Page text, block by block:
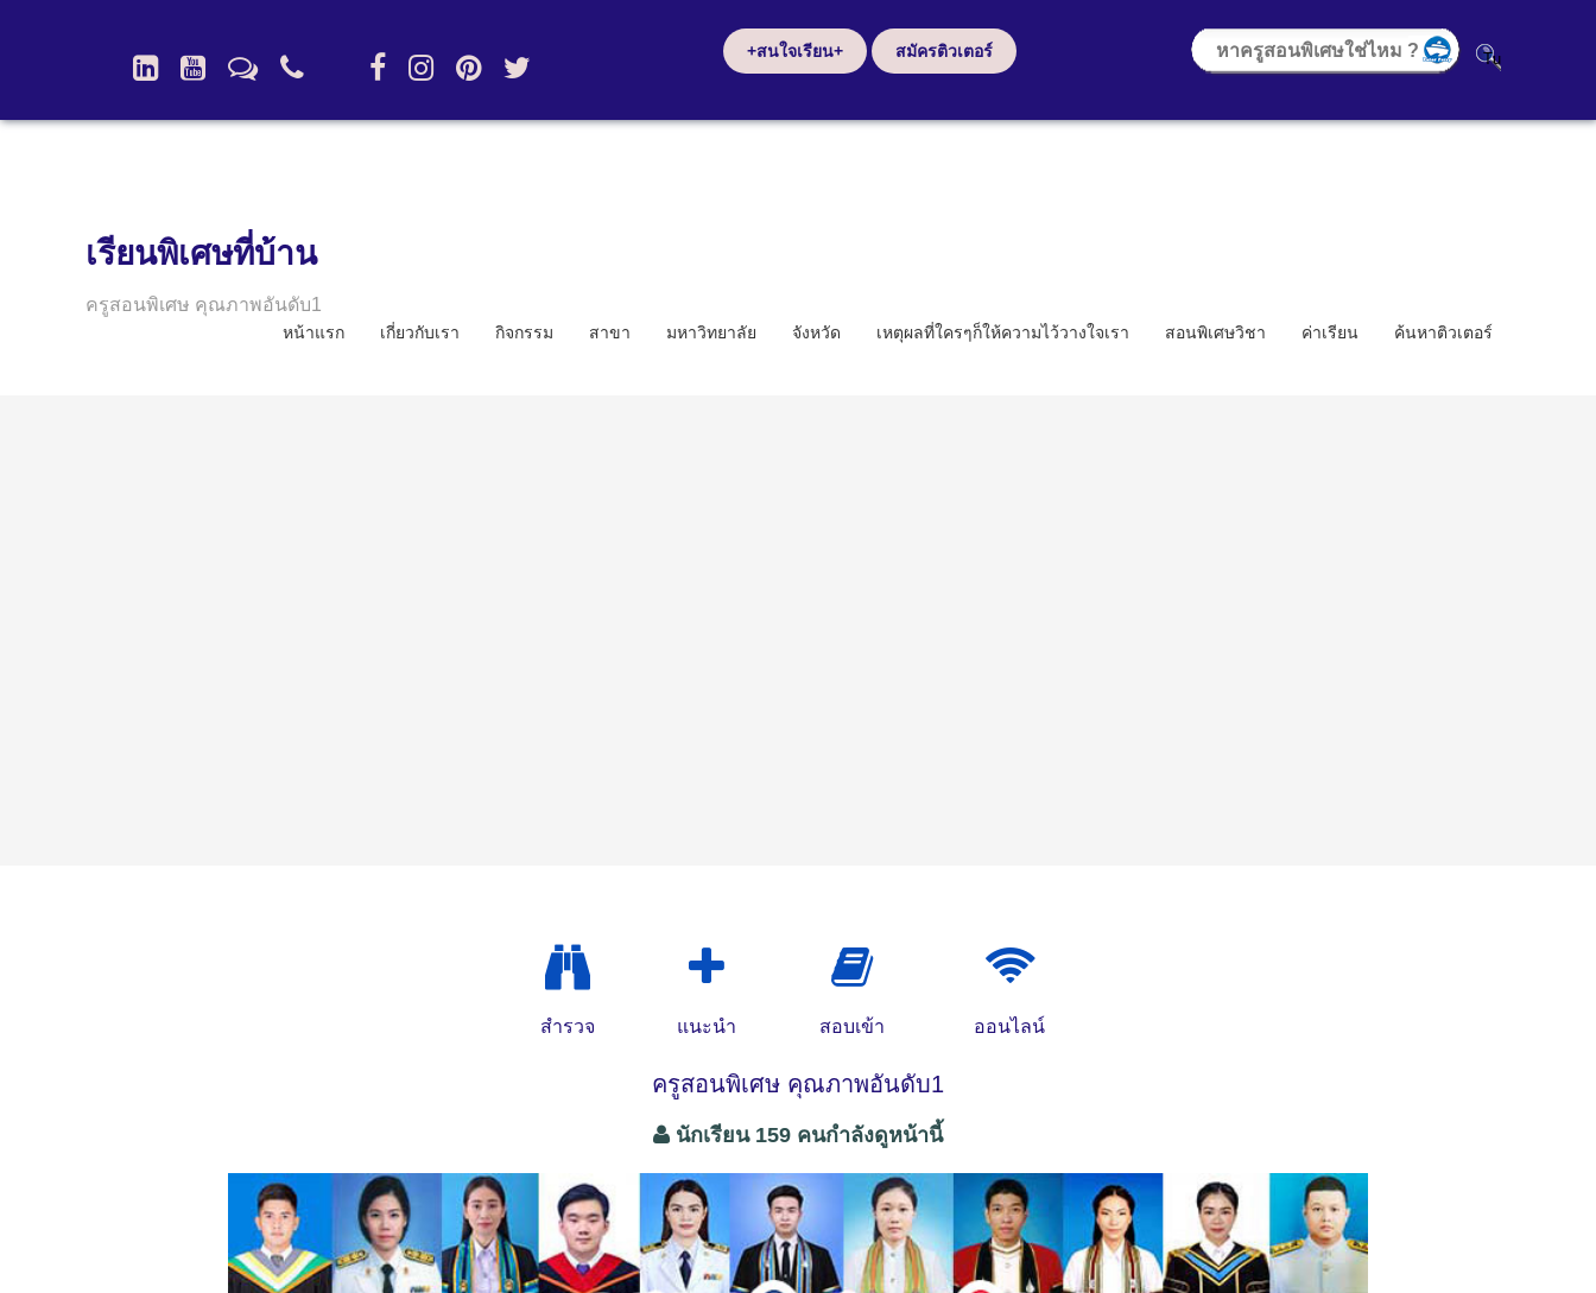
+สนใจเรียน+ สมัครติวเตอร์
เรียนพิเศษที่บ้าน
ครูสอนพิเศษ คุณภาพอันดับ1
หน้าแรก เกี่ยวกับเรา กิจกรรม สาขา มหาวิทยาลัย จังหวัด เหตุผลที่ใครๆก็ให้ความไว้วางใจเรา สอนพิเศษวิชา ค่าเรียน ค้นหาติวเตอร์
สำรวจ แนะนำ สอบเข้า ออนไลน์
ครูสอนพิเศษ คุณภาพอันดับ1
นักเรียน 159 คนกำลังดูหน้านี้